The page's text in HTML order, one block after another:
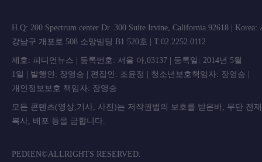
H.Q: 200 Spectrum center Dr. 300 Suite Irvine, California 92618 | Korea:
강남구 개포로 508 소망빌딩 B1 520호 | T.02.2252.0112
제호: 피디언뉴스 | 등록번호: 서울 아,03137 | 등록일: 2014년 5월
1일 | 발행인: 장영승 | 편집인: 조윤정 | 청소년보호책임자: 장영승 |
개인정보보호 책임자: 장영승
모든 콘텐츠(영상,기사, 사진)는 저작권법의 보호를 받은바, 무단 전
복사, 배포 등을 금합니
PEDIEN©ALLRIGHTS RESERVED.